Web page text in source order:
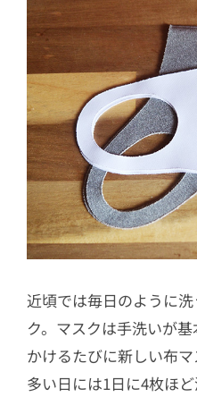
近頃では毎日のように
ク。マスクは手洗いが
かけるたびに新しい布マ
多い日には1日に4枚ほ